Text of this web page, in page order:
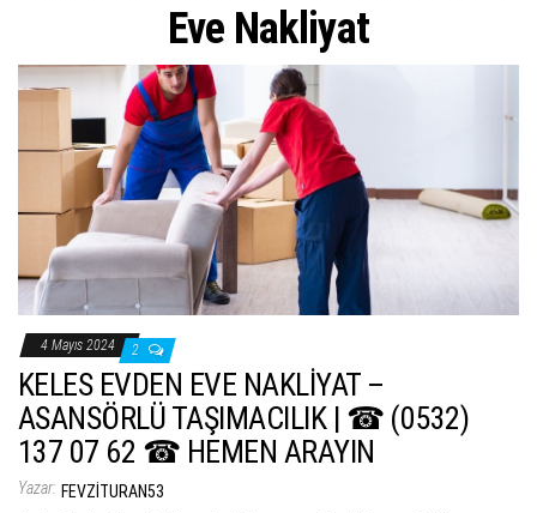
i
Eve Nakliyat
4 Mayıs 2024 2
KELES EVDEN EVE NAKLİYAT –
ASANSÖRLÜ TAŞIMACILIK | ☎ (0532)
137 07 62 ☎ HEMEN ARAYIN
Yazar: FEVZITURAN53